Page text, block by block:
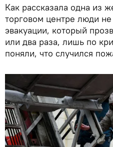
Как рассказала одна из
торговом центре люди
эвакуации, который
или два раза, лишь по
поняли, что случился